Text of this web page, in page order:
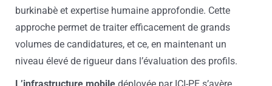
burkinabè et expertise humaine approfondie. Cette
approche permet de traiter efficacement de grands
volumes de candidatures, et ce, en maintenant un
niveau élevé de rigueur dans l’évaluation des profils.